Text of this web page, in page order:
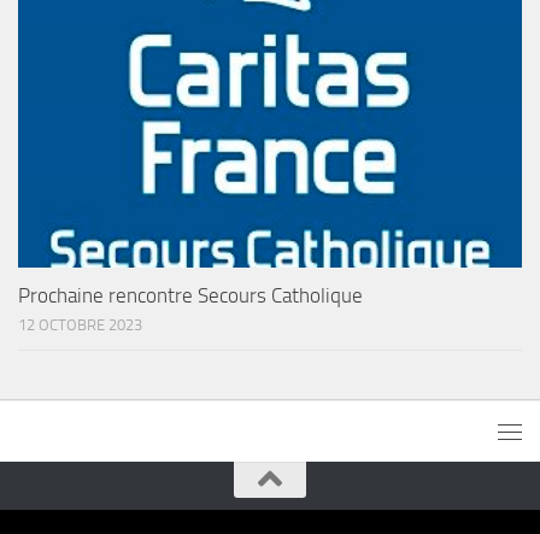
Prochaine rencontre Secours Catholique
12 OCTOBRE 2023